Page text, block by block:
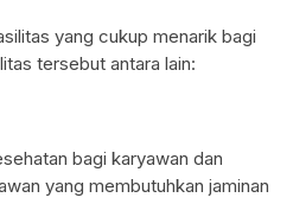
yang cukup menarik bagi
tersebut antara lain:
bagi karyawan dan
yang membutuhkan jaminan